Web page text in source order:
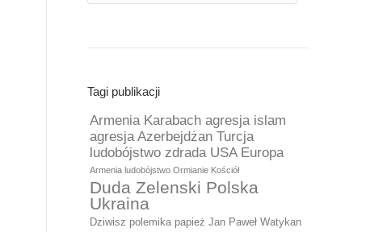
Tagi publikacji
Armenia Karabach agresja islam
agresja Azerbejdżan Turcja
ludobójstwo zdrada USA Europa
Armenia ludobójstwo Ormianie Kościół
Duda Zelenski Polska
Ukraina
Dziwisz polemika papież Jan Paweł Watykan